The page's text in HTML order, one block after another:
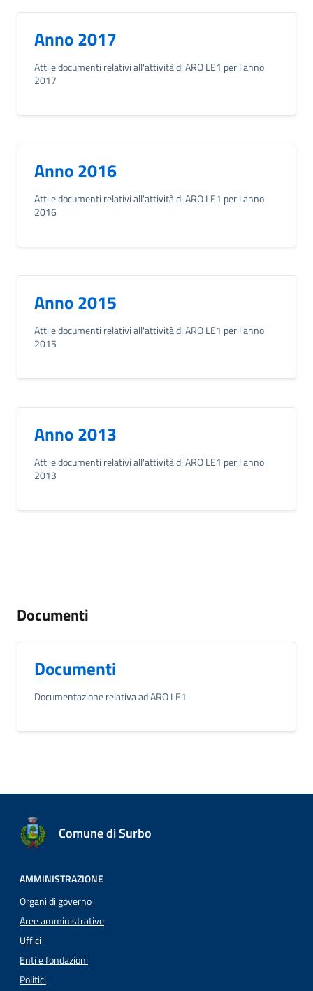
Anno 2017
Atti e documenti relativi all'attività di ARO LE1 per l'anno
2017
Anno 2016
Atti e documenti relativi all'attività di ARO LE1 per l'anno
2016
Anno 2015
Atti e documenti relativi all'attività di ARO LE1 per l'anno
2015
Anno 2013
Atti e documenti relativi all'attività di ARO LE1 per l'anno
2013
Documenti
Documenti
Documentazione relativa ad ARO LE1
Comune di Surbo
AMMINISTRAZIONE
Organi di governo
Aree amministrative
Uffici
Enti e fondazioni
Politici